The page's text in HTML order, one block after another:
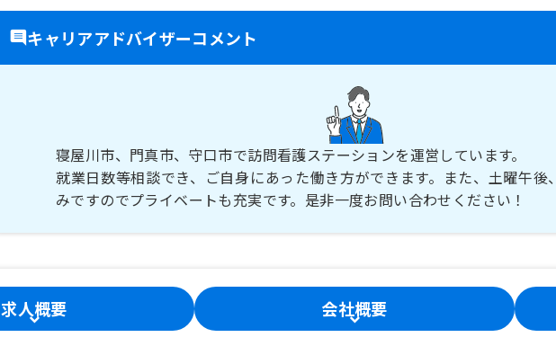
キャリアアドバイザーコメント
寝屋川市、門真市、守口市で訪問看護ステーションを運営しています。
就業日数等相談でき、ご自身にあった働き方ができます。また、土曜午後
求人概要 会社概要